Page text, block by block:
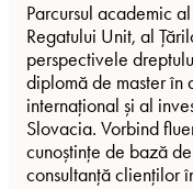
Parcursul academic
Regatului Unit, al
perspectivele
diplomă de master în
internațional și al
Slovacia. Vorbind
cunoștințe de bază
consultanță clienților